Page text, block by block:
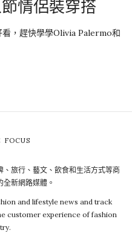
情侶裝穿搭
，趕快學學Olivia Palermo和
FOCUS
、旅行、藝文、飲食和生活方式等商
新網路媒體。
and lifestyle news and track
customer experience of fashion